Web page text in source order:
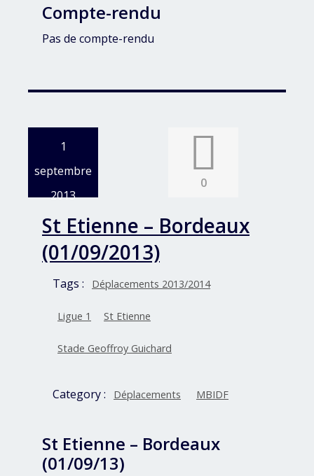
Compte-rendu
Pas de compte-rendu
1
septembre
2013
0
St Etienne – Bordeaux
(01/09/2013)
Tags : Déplacements 2013/2014
Ligue 1 St Etienne
Stade Geoffroy Guichard
Category : Déplacements MBIDF
St Etienne – Bordeaux
(01/09/13)